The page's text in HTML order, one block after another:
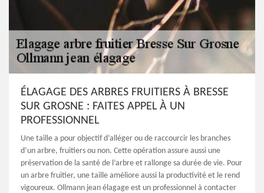
ÉLAGAGE DES ARBRES FRUITIERS À BRESSE
SUR GROSNE : FAITES APPEL À UN
PROFESSIONNEL
Une taille a pour objectif d’alléger ou de raccourcir les branches
d’un arbre, fruitiers ou non. Cette opération assure aussi une
préservation de la santé de l’arbre et rallonge sa durée de vie. Pour
un arbre fruitier, une taille améliore aussi la productivité et le rend
vigoureux. Ollmann jean élagage est un professionnel à contacter